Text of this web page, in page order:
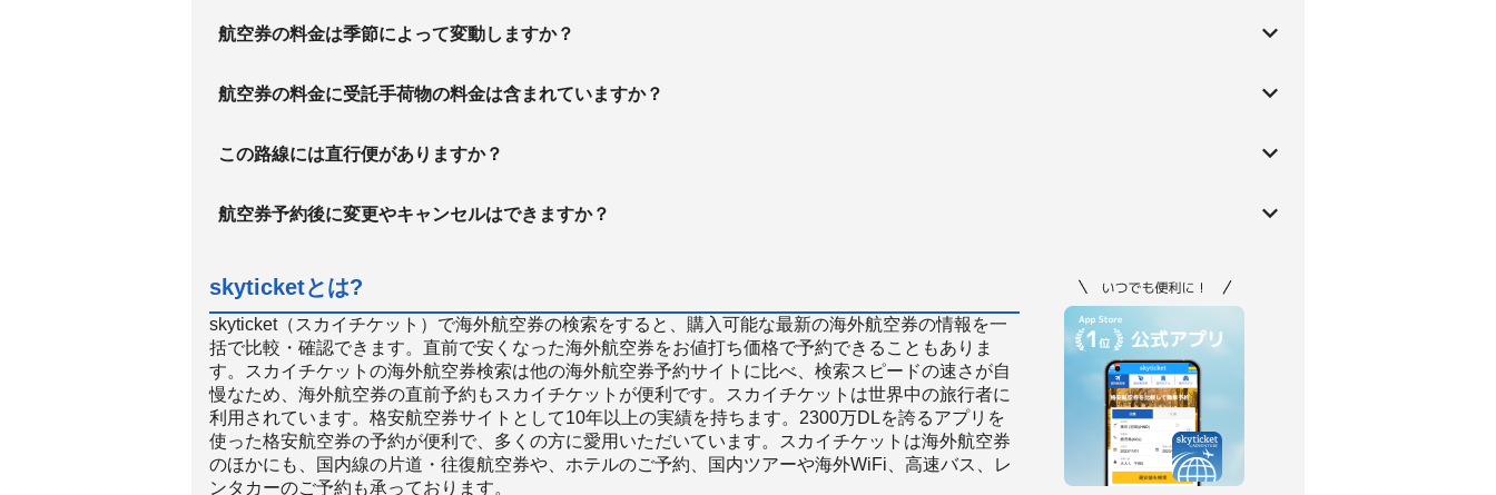
航空券の料金は季節によって変動しますか？
航空券の料金に受託手荷物の料金は含まれていますか？
この路線には直行便がありますか？
航空券予約後に変更やキャンセルはできますか？
skyticketとは?
skyticket（スカイチケット）で海外航空券の検索をすると、購入可能な最新の海外航空券の情報を一
括で比較・確認できます。直前で安くなった海外航空券をお値打ち価格で予約できることもありま
す。スカイチケットの海外航空券検索は他の海外航空券予約サイトに比べ、検索スピードの速さが自
慢なため、海外航空券の直前予約もスカイチケットが便利です。スカイチケットは世界中の旅行者に
利用されています。格安航空券サイトとして10年以上の実績を持ちます。2300万DLを誇るアプリを
使った格安航空券の予約が便利で、多くの方に愛用いただいています。スカイチケットは海外航空券
のほかにも、国内線の片道・往復航空券や、ホテルのご予約、国内ツアーや海外WiFi、高速バス、レ
ンタカーのご予約も承っております。